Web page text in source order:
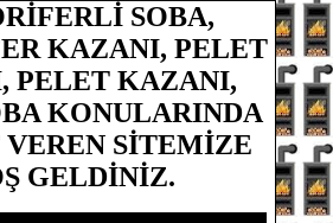
SOBA,
KAZANI, PELET
PELET KAZANI,
KONULARINDA
SİTEMİZE
GELDİNİZ.